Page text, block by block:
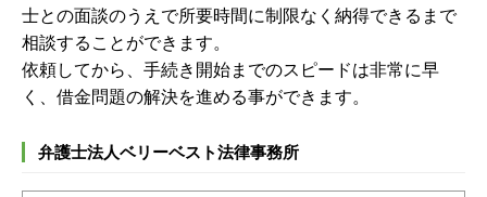
士との面談のうえで所要時間に制限なく納得できるまで
相談することができます。
依頼してから、手続き開始までのスピードは非常に早
く、借金問題の解決を進める事ができます。
弁護士法人ベリーベスト法律事務所